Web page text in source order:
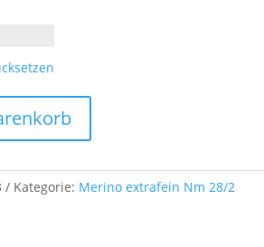
Kategorie: Merino extrafein Nm 28/2